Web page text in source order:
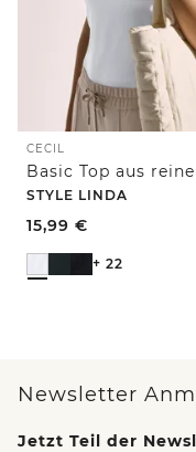
CECIL
STYLE LINDA
15,99 €
+ 22
Newsletter
Jetzt Teil der